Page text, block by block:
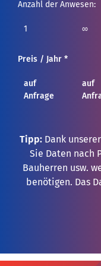
Anzahl der Anwesen:
1 ∞
Preis / Jahr *
auf
Anfrage
auf
Tipp: Dank
Sie Daten nach
Bauherren usw.
benötigen. Das